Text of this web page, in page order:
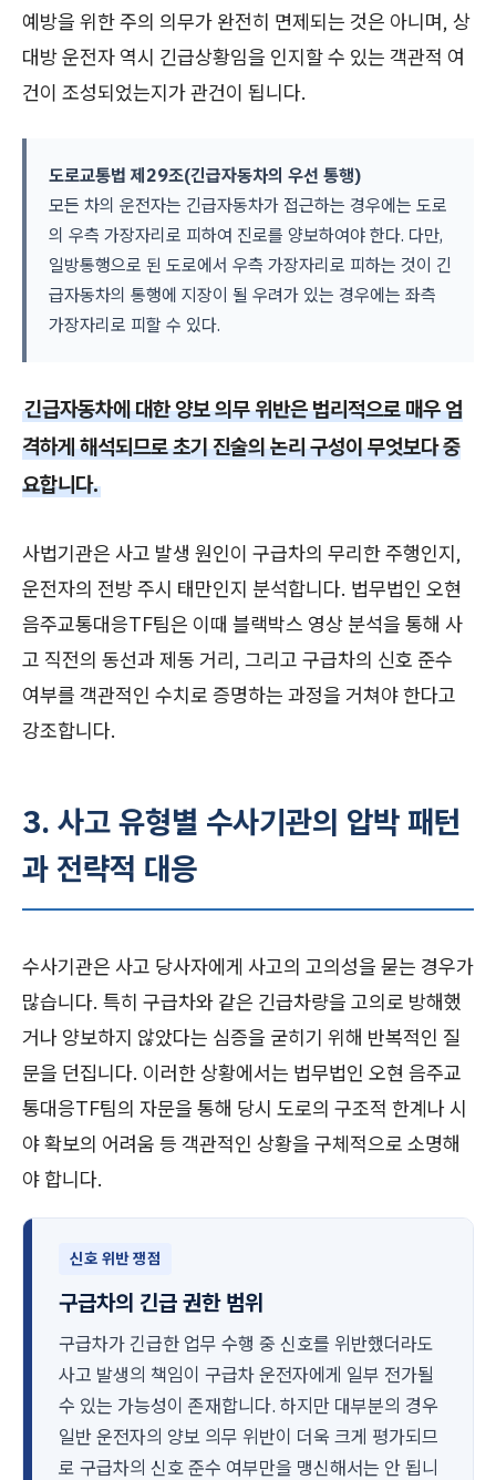
예방을 위한 주의 의무가 완전히 면제되는 것은 아니며, 상
대방 운전자 역시 긴급상황임을 인지할 수 있는 객관적 여
건이 조성되었는지가 관건이 됩니다.
도로교통법 제29조(긴급자동차의 우선 통행)
모든 차의 운전자는 긴급자동차가 접근하는 경우에는 도로
의 우측 가장자리로 피하여 진로를 양보하여야 한다. 다만,
일방통행으로 된 도로에서 우측 가장자리로 피하는 것이 긴
급자동차의 통행에 지장이 될 우려가 있는 경우에는 좌측
가장자리로 피할 수 있다.
긴급자동차에 대한 양보 의무 위반은 법리적으로 매우 엄
격하게 해석되므로 초기 진술의 논리 구성이 무엇보다 중
요합니다.
사법기관은 사고 발생 원인이 구급차의 무리한 주행인지,
운전자의 전방 주시 태만인지 분석합니다. 법무법인 오현
음주교통대응TF팀은 이때 블랙박스 영상 분석을 통해 사
고 직전의 동선과 제동 거리, 그리고 구급차의 신호 준수
여부를 객관적인 수치로 증명하는 과정을 거쳐야 한다고
강조합니다.
3. 사고 유형별 수사기관의 압박 패턴
과 전략적 대응
수사기관은 사고 당사자에게 사고의 고의성을 묻는 경우가
많습니다. 특히 구급차와 같은 긴급차량을 고의로 방해했
거나 양보하지 않았다는 심증을 굳히기 위해 반복적인 질
문을 던집니다. 이러한 상황에서는 법무법인 오현 음주교
통대응TF팀의 자문을 통해 당시 도로의 구조적 한계나 시
야 확보의 어려움 등 객관적인 상황을 구체적으로 소명해
야 합니다.
신호 위반 쟁점
구급차의 긴급 권한 범위
구급차가 긴급한 업무 수행 중 신호를 위반했더라도
사고 발생의 책임이 구급차 운전자에게 일부 전가될
수 있는 가능성이 존재합니다. 하지만 대부분의 경우
일반 운전자의 양보 의무 위반이 더욱 크게 평가되므
로 구급차의 신호 준수 여부만을 맹신해서는 안 됩니